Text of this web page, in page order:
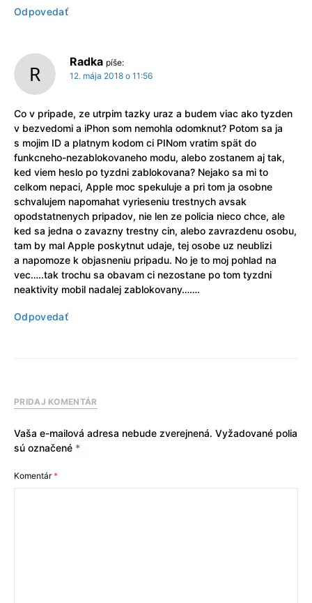
Odpovedať
Radka píše:
12. mája 2018 o 11:56
Co v pripade, ze utrpim tazky uraz a budem viac ako tyzden
v bezvedomi a iPhon som nemohla odomknut? Potom sa ja
s mojim ID a platnym kodom ci PINom vratim spät do
funkcneho-nezablokovaneho modu, alebo zostanem aj tak,
ked viem heslo po tyzdni zablokovana? Nejako sa mi to
celkom nepaci, Apple moc spekuluje a pri tom ja osobne
schvalujem napomahat vyrieseniu trestnych avsak
opodstatnenych pripadov, nie len ze policia nieco chce, ale
ked sa jedna o zavazny trestny cin, alebo zavrazdenu osobu,
tam by mal Apple poskytnut udaje, tej osobe uz neublizi
a napomoze k objasneniu pripadu. No je to moj pohlad na
vec…..tak trochu sa obavam ci nezostane po tom tyzdni
neaktivity mobil nadalej zablokovany…….
Odpovedať
PRIDAJ KOMENTÁR
Vaša e-mailová adresa nebude zverejnená. Vyžadované polia
sú označené *
Komentár*